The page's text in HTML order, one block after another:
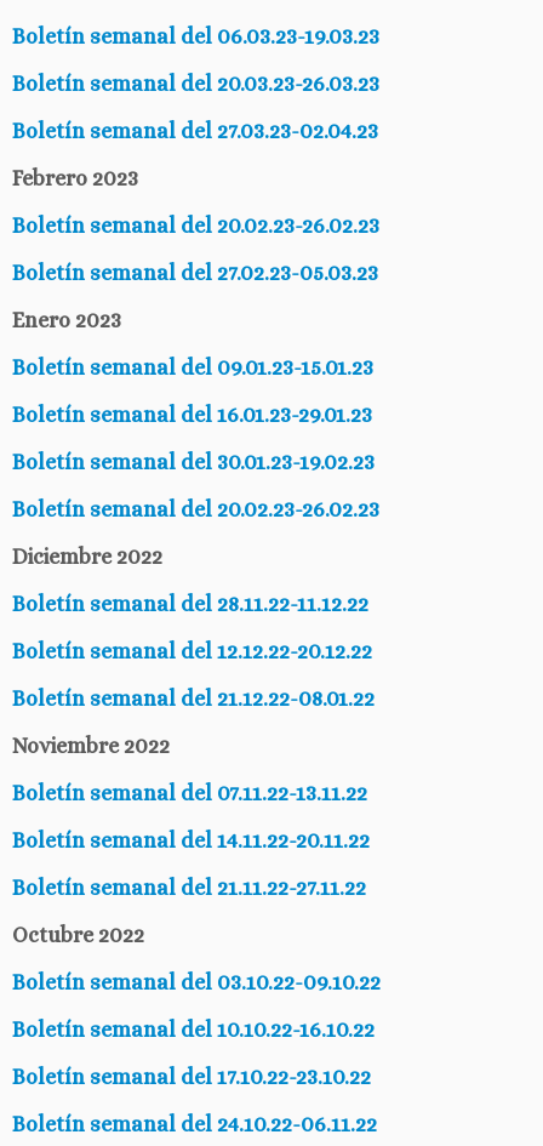
Boletín semanal del 06.03.23-19.03.23
Boletín semanal del 20.03.23-26.03.23
Boletín semanal del 27.03.23-02.04.23
Febrero 2023
Boletín semanal del 20.02.23-26.02.23
Boletín semanal del 27.02.23-05.03.23
Enero 2023
Boletín semanal del 09.01.23-15.01.23
Boletín semanal del 16.01.23-29.01.23
Boletín semanal del 30.01.23-19.02.23
Boletín semanal del 20.02.23-26.02.23
Diciembre 2022
Boletín semanal del 28.11.22-11.12.22
Boletín semanal del 12.12.22-20.12.22
Boletín semanal del 21.12.22-08.01.22
Noviembre 2022
Boletín semanal del 07.11.22-13.11.22
Boletín semanal del 14.11.22-20.11.22
Boletín semanal del 21.11.22-27.11.22
Octubre 2022
Boletín semanal del 03.10.22-09.10.22
Boletín semanal del 10.10.22-16.10.22
Boletín semanal del 17.10.22-23.10.22
Boletín semanal del 24.10.22-06.11.22